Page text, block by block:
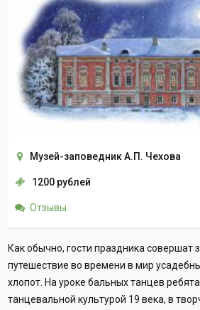
Музей-заповедник А.П. Чехова
1200 рублей
Отзывы
Как обычно, гости праздника совершат
путешествие во времени в мир
хлопот. На уроке бальных танцев
танцевальной культурой 19 века, в